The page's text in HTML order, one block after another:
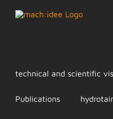
technical and scientific
Publications